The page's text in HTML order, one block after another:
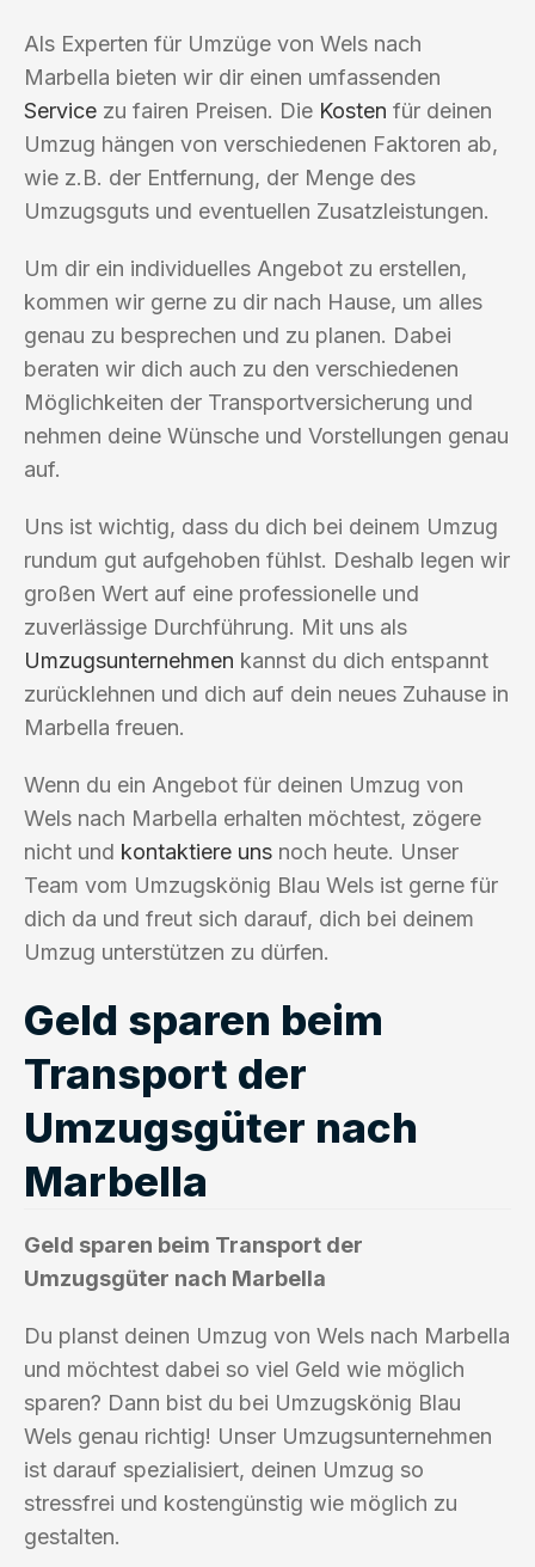
Als Experten für Umzüge von Wels nach
Marbella bieten wir dir einen umfassenden
Service zu fairen Preisen. Die Kosten für deinen
Umzug hängen von verschiedenen Faktoren ab,
wie z.B. der Entfernung, der Menge des
Umzugsguts und eventuellen Zusatzleistungen.
Um dir ein individuelles Angebot zu erstellen,
kommen wir gerne zu dir nach Hause, um alles
genau zu besprechen und zu planen. Dabei
beraten wir dich auch zu den verschiedenen
Möglichkeiten der Transportversicherung und
nehmen deine Wünsche und Vorstellungen genau
auf.
Uns ist wichtig, dass du dich bei deinem Umzug
rundum gut aufgehoben fühlst. Deshalb legen wir
großen Wert auf eine professionelle und
zuverlässige Durchführung. Mit uns als
Umzugsunternehmen kannst du dich entspannt
zurücklehnen und dich auf dein neues Zuhause in
Marbella freuen.
Wenn du ein Angebot für deinen Umzug von
Wels nach Marbella erhalten möchtest, zögere
nicht und kontaktiere uns noch heute. Unser
Team vom Umzugskönig Blau Wels ist gerne für
dich da und freut sich darauf, dich bei deinem
Umzug unterstützen zu dürfen.
Geld sparen beim
Transport der
Umzugsgüter nach
Marbella
Geld sparen beim Transport der
Umzugsgüter nach Marbella
Du planst deinen Umzug von Wels nach Marbella
und möchtest dabei so viel Geld wie möglich
sparen? Dann bist du bei Umzugskönig Blau
Wels genau richtig! Unser Umzugsunternehmen
ist darauf spezialisiert, deinen Umzug so
stressfrei und kostengünstig wie möglich zu
gestalten.